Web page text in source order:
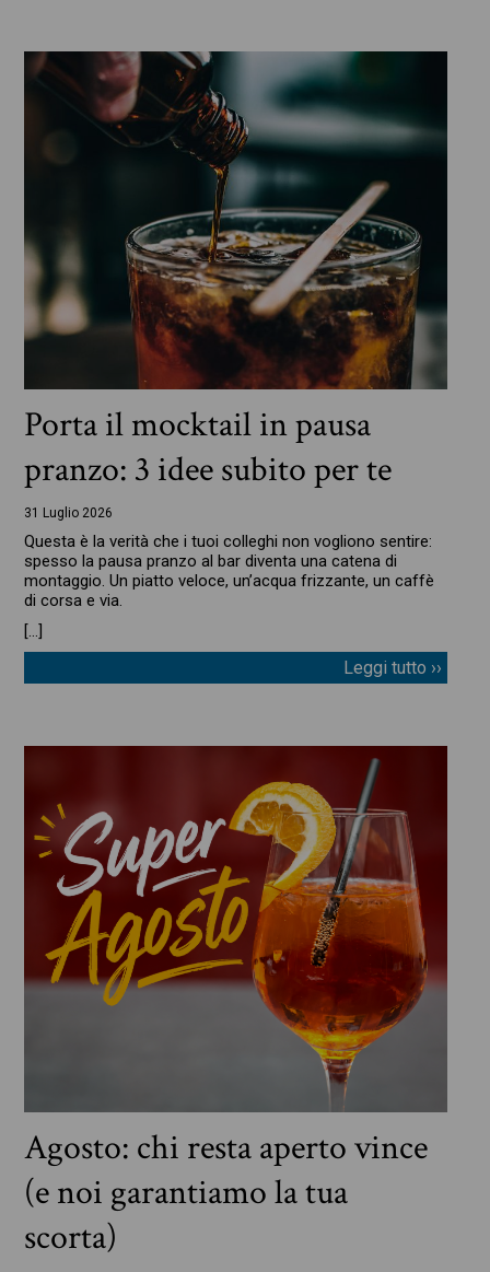
Porta il mocktail in pausa
pranzo: 3 idee subito per te
31 Luglio 2026
Questa è la verità che i tuoi colleghi non vogliono sentire:
spesso la pausa pranzo al bar diventa una catena di
montaggio. Un piatto veloce, un’acqua frizzante, un caffè
di corsa e via.
[…]
Leggi tutto ››
Agosto: chi resta aperto vince
(e noi garantiamo la tua
scorta)